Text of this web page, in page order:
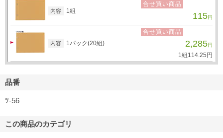
内容 1組
合せ買い商品
115円
内容 1パック(20組)
合せ買い商品
2,285円
1組 114.25 円
品番
ﾂ-56
この商品のカテゴリ